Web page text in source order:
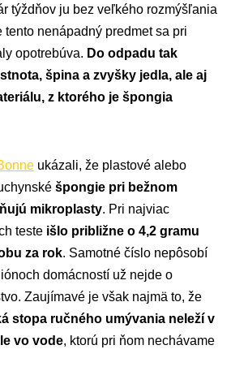
týždňov ju bez veľkého rozmýšľania
nenápadný predmet sa pri
opotrebúva. Do odpadu tak
špina a zvyšky jedla, ale aj
z ktorého je špongia
ukázali, že plastové alebo
špongie pri bežnom
mikroplasty. Pri najviac
teste išlo približne o 4,2 gramu
za rok. Samotné číslo nepôsobí
domácností už nejde o
Zaujímavé je však najmä to, že
stopa ručného umývania neleží v
vo vode, ktorú pri ňom nechávame